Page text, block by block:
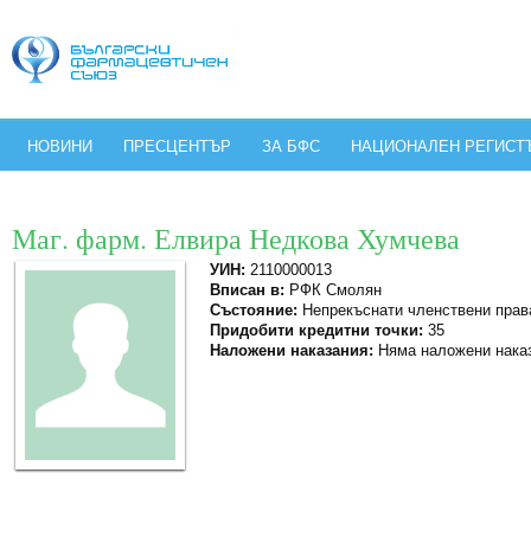
НОВИНИ ПРЕСЦЕНТЪР ЗА БФС НАЦИОНАЛЕН
Маг. фарм. Елвира Недкова Хумчева
УИН: 2110000013
Вписан в: РФК Смолян
Състояние: Непрекъснати членствени
Придобити кредитни точки: 35
Наложени наказания: Няма наложени